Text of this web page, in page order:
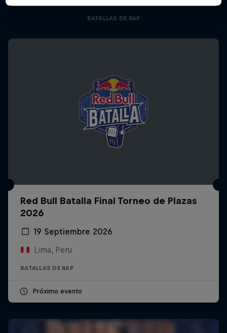
BATALLAS DE RAP
Red Bull Batalla Final Torneo de Plazas
2026
19 Septiembre 2026
Lima, Peru
BATALLAS DE RAP
Próximo evento